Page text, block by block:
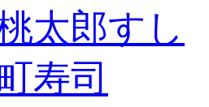
太郎すし
寿司